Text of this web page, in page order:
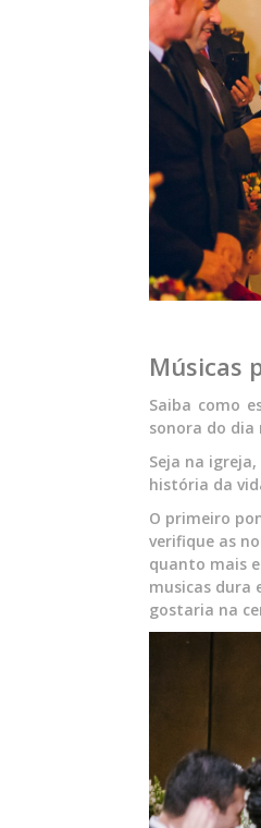
Músicas
Saiba como
sonora do dia
Seja na
história da
O primeiro
verifique as
quanto mais
musicas dura
gostaria na